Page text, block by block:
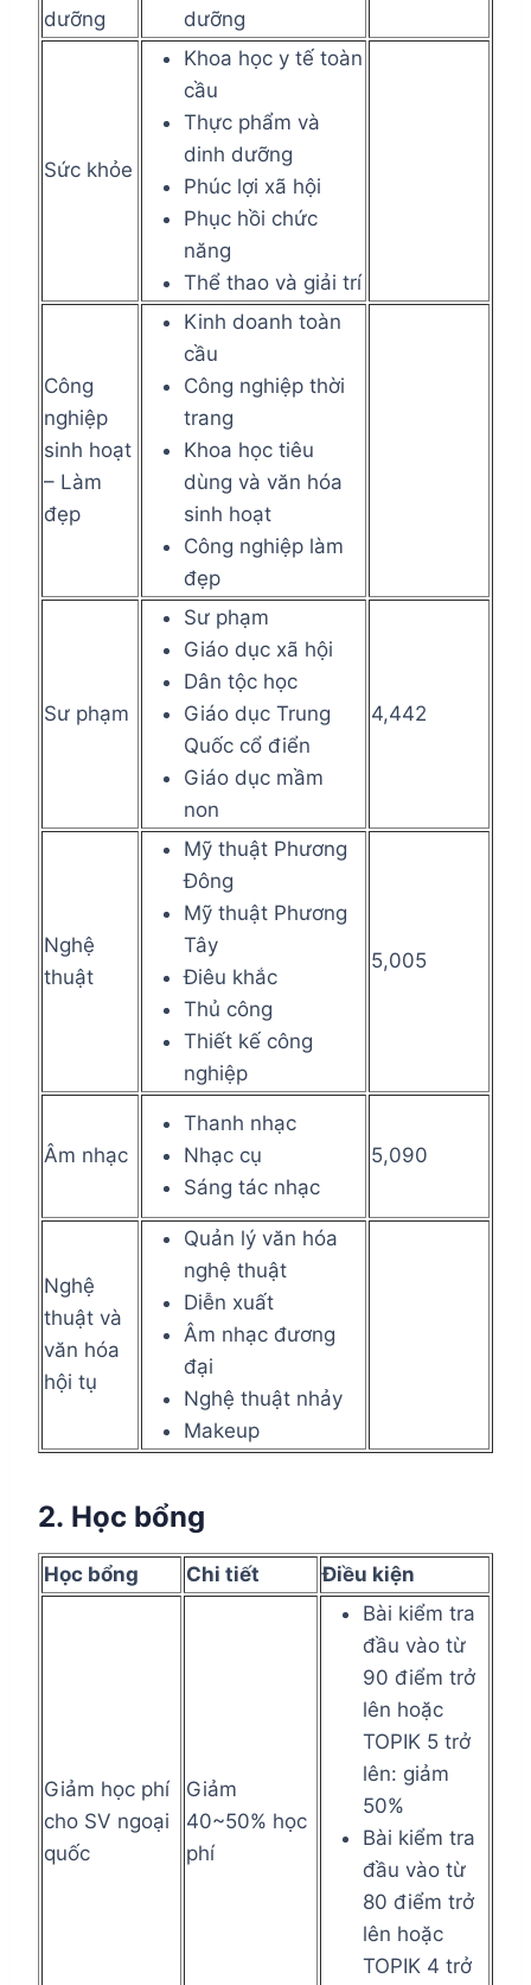
dưỡng dưỡng
Sức khỏe
Khoa học y tế toàn
cầu
Thực phẩm và
dinh dưỡng
Phúc lợi xã hội
Phục hồi chức
năng
Thể thao và giải trí
Công
nghiệp
sinh hoạt
– Làm
đẹp
Kinh doanh toàn
cầu
Công nghiệp thời
trang
Khoa học tiêu
dùng và văn hóa
sinh hoạt
Công nghiệp làm
đẹp
Sư phạm
Sư phạm
Giáo dục xã hội
Dân tộc học
Giáo dục Trung
Quốc cổ điển
Giáo dục mầm
non
4,442
Nghệ
thuật
Mỹ thuật Phương
Đông
Mỹ thuật Phương
Tây
Điêu khắc
Thủ công
Thiết kế công
nghiệp
5,005
Âm nhạc
Thanh nhạc
Nhạc cụ
Sáng tác nhạc
5,090
Nghệ
thuật và
văn hóa
hội tụ
Quản lý văn hóa
nghệ thuật
Diễn xuất
Âm nhạc đương
đại
Nghệ thuật nhảy
Makeup
2. Học bổng
Học bổng Chi tiết Điều kiện
Giảm học phí
cho SV ngoại
quốc
Giảm
40~50% học
phí
Bài kiểm tra
đầu vào từ
90 điểm trở
lên hoặc
TOPIK 5 trở
lên: giảm
50%
Bài kiểm tra
đầu vào từ
80 điểm trở
lên hoặc
TOPIK 4 trở